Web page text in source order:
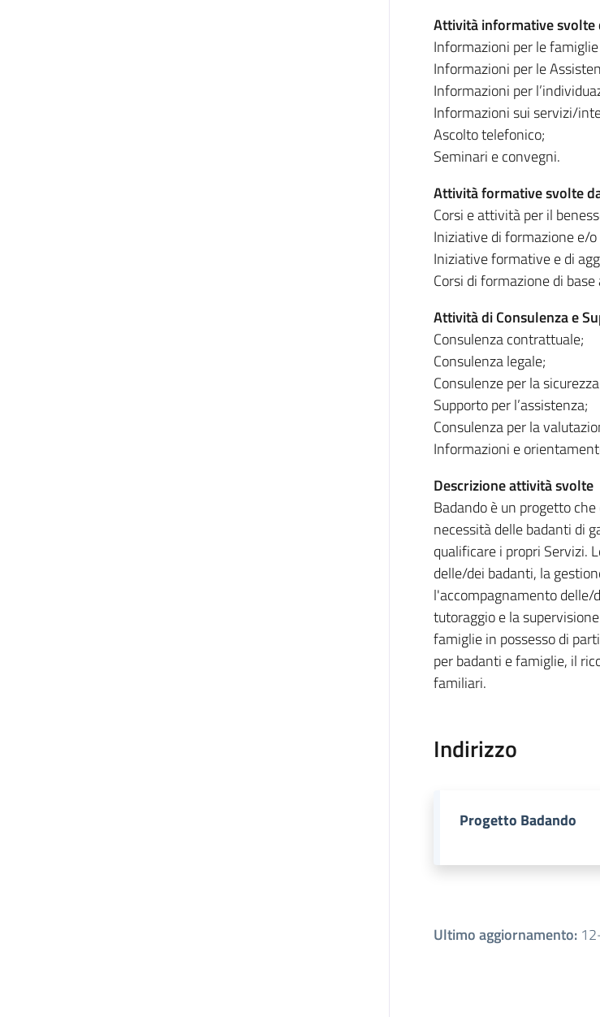
Attività informative svolte
Informazioni per le
Informazioni per le
Informazioni per
Informazioni sui servizi/
Ascolto telefonico;
Seminari e convegni.
Attività formative svolte
Corsi e attività per il
Iniziative di formazione e/
Iniziative formative e di
Corsi di formazione di
Attività di Consulenza e
Consulenza contrattuale;
Consulenza legale;
Consulenze per la
Supporto per l’assistenza;
Consulenza per la
Informazioni e
Descrizione attività svolte
Badando è un progetto
necessità delle badanti di
qualificare i propri Servizi.
delle/dei badanti, la
l'accompagnamento delle/
tutoraggio e la
famiglie in possesso di
per badanti e famiglie, il
familiari.
Indirizzo
Progetto Badando
Ultimo aggiornamento: